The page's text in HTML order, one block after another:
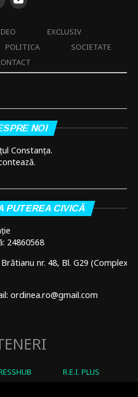
EXCLUSIV
POLITICA
SOCIETATE
NOI
Constanța.
PUTEREA CIVICĂ
24860568
nr. 48, Bl. G29 (Complex
ordinea.ro@gmail.com
R.E.I. PLUS